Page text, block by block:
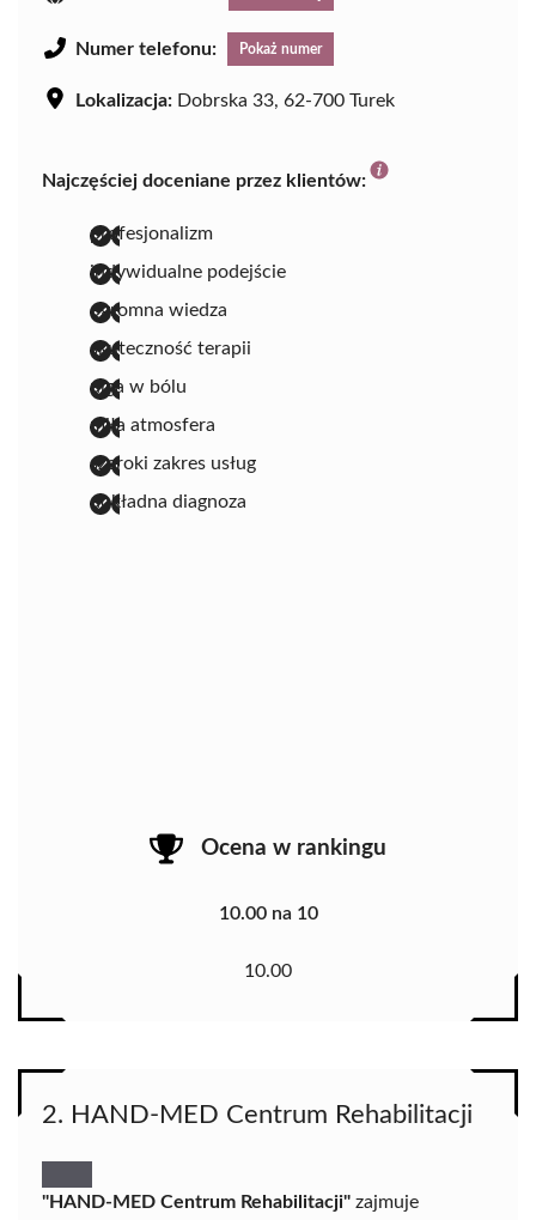
Numer telefonu: Pokaż numer
Lokalizacja: Dobrska 33, 62-700 Turek
Najczęściej doceniane przez klientów:
profesjonalizm
indywidualne podejście
ogromna wiedza
skuteczność terapii
ulga w bólu
miła atmosfera
szeroki zakres usług
dokładna diagnoza
Ocena w rankingu
10.00 na 10
10.00
2. HAND-MED Centrum Rehabilitacji
"HAND-MED Centrum Rehabilitacji" zajmuje